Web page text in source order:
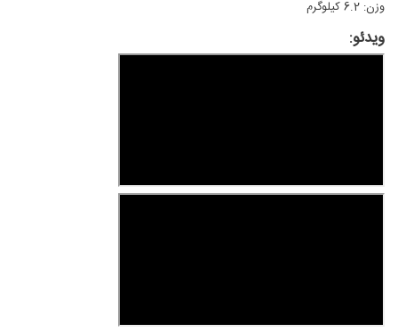
وزن: 6.2 کیلوگرم
ویدئو: